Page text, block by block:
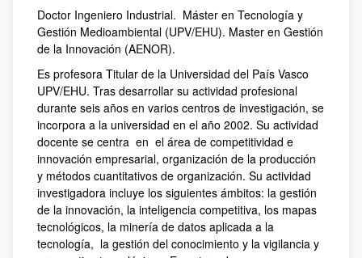
Doctor Ingeniero Industrial. Máster en Tecnología y
Gestión Medioambiental (UPV/EHU). Master en Gestión
de la Innovación (AENOR).
Es profesora Titular de la Universidad del País Vasco
UPV/EHU. Tras desarrollar su actividad profesional
durante seis años en varios centros de investigación, se
incorpora a la universidad en el año 2002. Su actividad
docente se centra en el área de competitividad e
innovación empresarial, organización de la producción
y métodos cuantitativos de organización. Su actividad
investigadora incluye los siguientes ámbitos: la gestión
de la innovación, la inteligencia competitiva, los mapas
tecnológicos, la minería de datos aplicada a la
tecnología, la gestión del conocimiento y la vigilancia y